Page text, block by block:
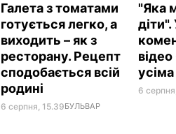
Галета з томатами
готується легко, а
виходить – як з
ресторану. Рецепт
сподобається всій
родині
6 серпня, 15.39БУЛЬВАР
"Яка
усіма
6